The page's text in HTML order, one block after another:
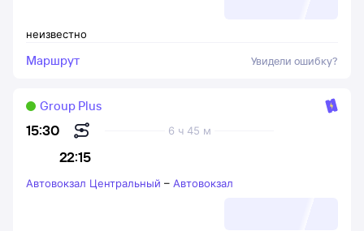
неизвестно
Маршрут Увидели ошибку?
15:30
22:15
6 ч 45 м
Group Plus
Автовокзал Центральный – Автовокзал